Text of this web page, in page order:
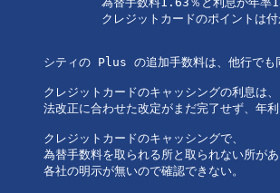
シティの Plus の追加手数料は、他行でも
クレジットカードのキャッシングの利息は、
法改正に合わせた改定がまだ完了せず、年
クレジットカードのキャッシングで、
為替手数料を取られる所と取られない所があ